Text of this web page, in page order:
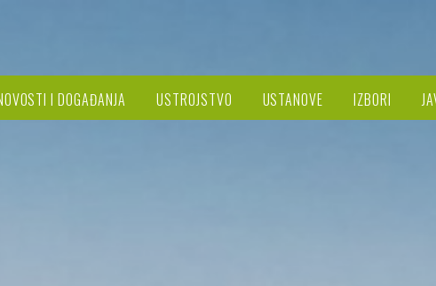
I DOGAĐANJA USTROJSTVO USTANOVE IZBORI